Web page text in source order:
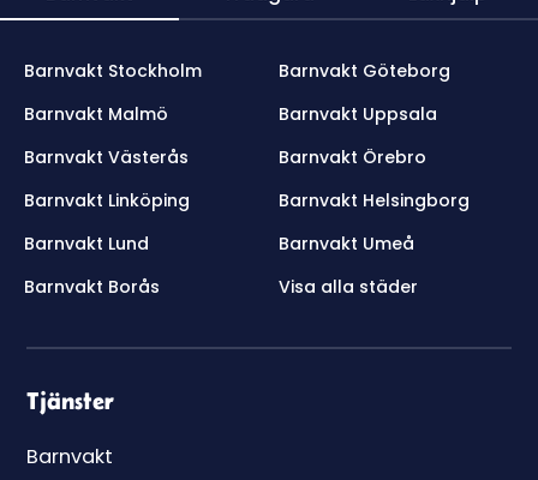
Barnvakt Stockholm
Barnvakt Göteborg
Barnvakt Malmö
Barnvakt Uppsala
Barnvakt Västerås
Barnvakt Örebro
Barnvakt Linköping
Barnvakt Helsingborg
Barnvakt Lund
Barnvakt Umeå
Barnvakt Borås
Visa alla städer
Tjänster
Barnvakt